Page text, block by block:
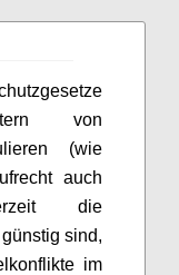
von
(wie
auch
die
sind,
im